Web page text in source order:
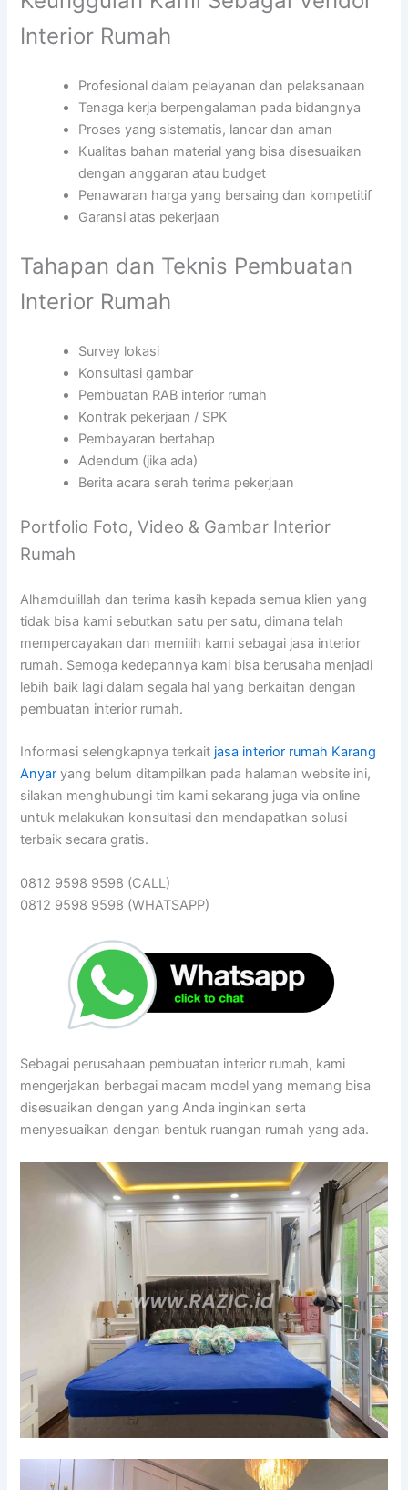
Interior Rumah
Profesional dalam pelayanan dan pelaksanaan
Tenaga kerja berpengalaman pada bidangnya
Proses yang sistematis, lancar dan aman
Kualitas bahan material yang bisa disesuaikan
dengan anggaran atau budget
Penawaran harga yang bersaing dan kompetitif
Garansi atas pekerjaan
Tahapan dan Teknis Pembuatan
Interior Rumah
Survey lokasi
Konsultasi gambar
Pembuatan RAB interior rumah
Kontrak pekerjaan / SPK
Pembayaran bertahap
Adendum (jika ada)
Berita acara serah terima pekerjaan
Portfolio Foto, Video & Gambar Interior
Rumah
Alhamdulillah dan terima kasih kepada semua klien yang
tidak bisa kami sebutkan satu per satu, dimana telah
mempercayakan dan memilih kami sebagai jasa interior
rumah. Semoga kedepannya kami bisa berusaha menjadi
lebih baik lagi dalam segala hal yang berkaitan dengan
pembuatan interior rumah.
Informasi selengkapnya terkait jasa interior rumah Karang
Anyar yang belum ditampilkan pada halaman website ini,
silakan menghubungi tim kami sekarang juga via online
untuk melakukan konsultasi dan mendapatkan solusi
terbaik secara gratis.
0812 9598 9598 (CALL)
0812 9598 9598 (WHATSAPP)
Sebagai perusahaan pembuatan interior rumah, kami
mengerjakan berbagai macam model yang memang bisa
disesuaikan dengan yang Anda inginkan serta
menyesuaikan dengan bentuk ruangan rumah yang ada.